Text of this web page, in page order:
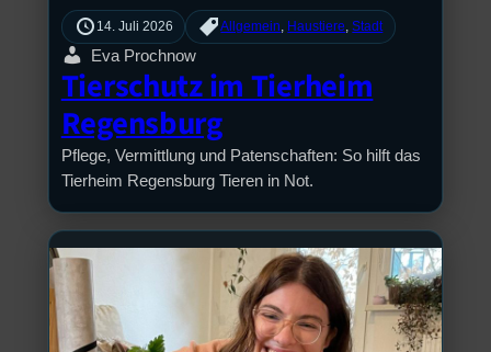
14. Juli 2026 Allgemein Haustiere , Stadt
Eva Prochnow
Tierschutz im Tierheim
Regensburg
Pflege, Vermittlung und Patenschaften: So hilft das
Tierheim Regensburg Tieren in Not.